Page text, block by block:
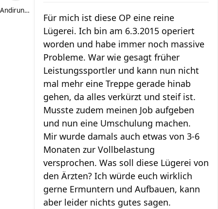
Andirun4life
Für mich ist diese OP eine reine
Lügerei. Ich bin am 6.3.2015 operiert
worden und habe immer noch massive
Probleme. War wie gesagt früher
Leistungssportler und kann nun nicht
mal mehr eine Treppe gerade hinab
gehen, da alles verkürzt und steif ist.
Musste zudem meinen Job aufgeben
und nun eine Umschulung machen.
Mir wurde damals auch etwas von 3-6
Monaten zur Vollbelastung
versprochen. Was soll diese Lügerei von
den Ärzten? Ich würde euch wirklich
gerne Ermuntern und Aufbauen, kann
aber leider nichts gutes sagen.